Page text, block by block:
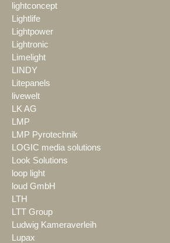
lightconcept
Lightlife
Lightpower
Lightronic
Limelight
LINDY
Litepanels
livewelt
LK AG
LMP
LMP Pyrotechnik
LOGIC media solutions
Look Solutions
loop light
loud GmbH
LTH
LTT Group
Ludwig Kameraverleih
Lupax